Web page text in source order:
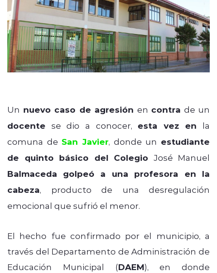
Un nuevo caso de agresión en contra de un
docente se dio a conocer, esta vez en la
comuna de San Javier, donde un estudiante
de quinto básico del Colegio José Manuel
Balmaceda
golpeó a una profesora en la
cabeza, producto de una desregulación
emocional que sufrió el menor.
El hecho fue confirmado por el municipio, a
través del Departamento de Administración de
Educación Municipal (DAEM), en donde